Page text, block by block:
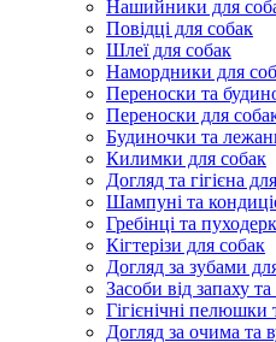
Нашийники для
Повідці для собак
Шлеї для собак
Намордники для
Переноски та
Переноски для
Будиночки та
Килимки для собак
Догляд та гігієна
Шампуні та
Гребінці та
Кігтерізи для собак
Догляд за зубами
Засоби від запаху
Гігієнічні пелюшки
Догляд за очима та